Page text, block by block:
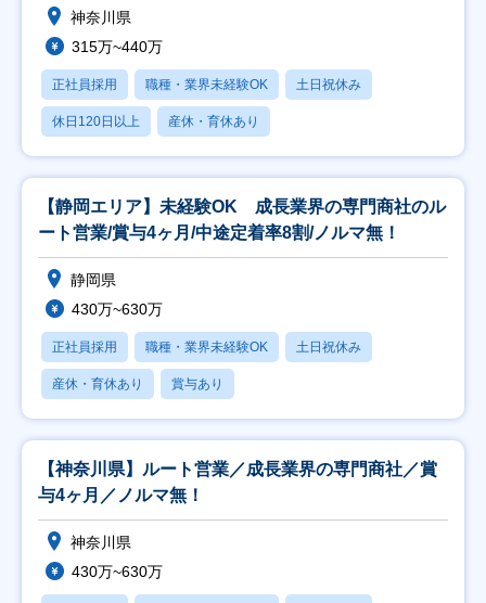
神奈川県
315万~440万
正社員採用 職種・業界未経験OK 土日祝休み
休日120日以上 産休・育休あり
【静岡エリア】未経験OK 成長業界の専門商社のル
ート営業/賞与4ヶ月/中途定着率8割/ノルマ無！
静岡県
430万~630万
正社員採用 職種・業界未経験OK 土日祝休み
産休・育休あり 賞与あり
【神奈川県】ルート営業／成長業界の専門商社／賞
与4ヶ月／ノルマ無！
神奈川県
430万~630万